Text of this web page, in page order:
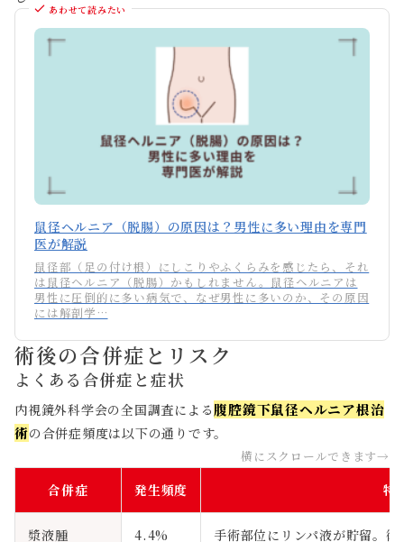
鼠径ヘルニア（脱腸）の原因は？男性に多い理由を専門
医が解説
鼠径部（足の付け根）にしこりやふくらみを感じたら、それ
は鼠径ヘルニア（脱腸）かもしれません。鼠径ヘルニアは
男性に圧倒的に多い病気で、なぜ男性に多いのか、その原因
には解剖学…
あわせて読みたい
術後の合併症とリスク
よくある合併症と症状
内視鏡外科学会の全国調査による 腹腔鏡下鼠径ヘルニア根治
術の合併症頻度は以下の通りです。
合併症 発生頻度 特
漿液腫 4.4% 手術部位にリンパ液が貯留。